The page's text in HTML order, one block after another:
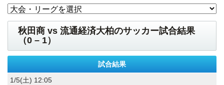
秋田商 vs 流通経済大柏のサッカー試合結果
（0 – 1）
試合結果
1/5(土) 12:05